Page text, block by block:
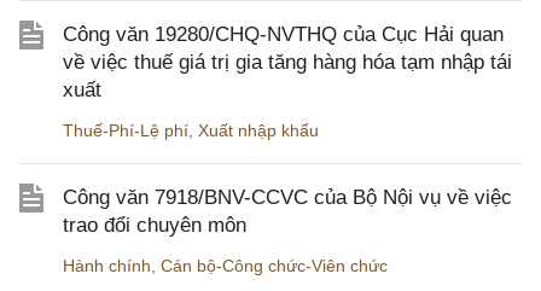
Công văn 19280/CHQ-NVTHQ của Cục Hải quan
về việc thuế giá trị gia tăng hàng hóa tạm nhập tái
xuất
Thuế-Phí-Lệ phí Xuất nhập khẩu
Công văn 7918/BNV-CCVC của Bộ Nội vụ về việc
trao đổi chuyên môn
Hành chính Cán bộ-Công chức-Viên chức